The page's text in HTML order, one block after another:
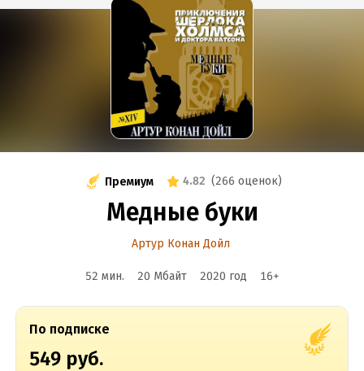
Премиум 4.82 (266 оценок)
Медные буки
Артур Конан Дойл
52 мин. 20 Мбайт 2020 год 16+
По подписке
549 руб.